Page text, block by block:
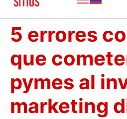
5 errores
que
pymes al
marketing